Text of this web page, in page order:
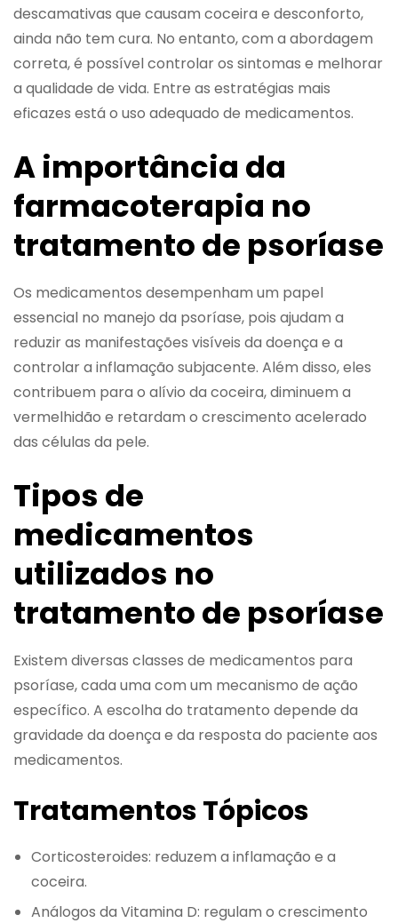
descamativas que causam coceira e desconforto,
ainda não tem cura. No entanto, com a abordagem
correta, é possível controlar os sintomas e melhorar
a qualidade de vida. Entre as estratégias mais
eficazes está o uso adequado de medicamentos.
A importância da
farmacoterapia no
tratamento de psoríase
Os medicamentos desempenham um papel
essencial no manejo da psoríase, pois ajudam a
reduzir as manifestações visíveis da doença e a
controlar a inflamação subjacente. Além disso, eles
contribuem para o alívio da coceira, diminuem a
vermelhidão e retardam o crescimento acelerado
das células da pele.
Tipos de
medicamentos
utilizados no
tratamento de psoríase
Existem diversas classes de medicamentos para
psoríase, cada uma com um mecanismo de ação
específico. A escolha do tratamento depende da
gravidade da doença e da resposta do paciente aos
medicamentos.
Tratamentos Tópicos
Corticosteroides: reduzem a inflamação e a
coceira.
Análogos da Vitamina D: regulam o crescimento